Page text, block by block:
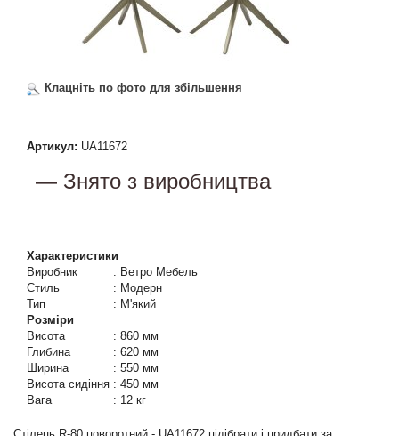
Клацніть по фото для збільшення
Артикул: UA11672
— Знято з виробництва
Характеристики
Виробник
: Ветро Мебель
Стиль
: Модерн
Тип
: М'який
Розміри
Висота
: 860 мм
Глибина
: 620 мм
Ширина
: 550 мм
Висота сидіння : 450 мм
Вага
: 12 кг